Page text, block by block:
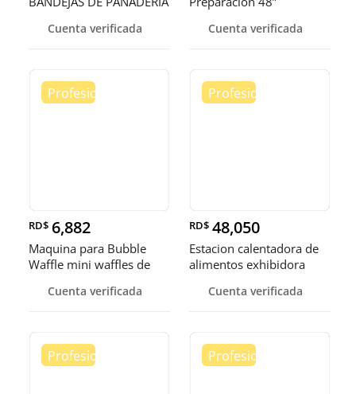
Cuenta verificada Cuenta verificada
RD$ 6,882
Maquina para Bubble
Waffle mini waffles de
Cuenta verificada
RD$ 48,050
Estacion calentadora de
alimentos exhibidora
Cuenta verificada